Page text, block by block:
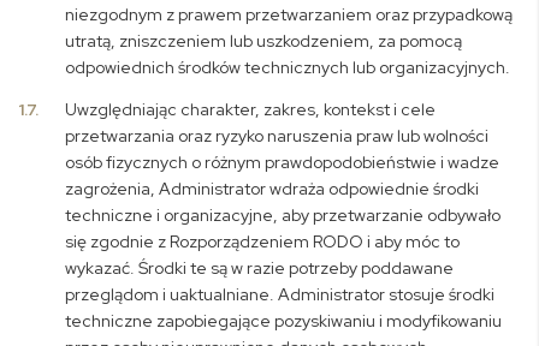
niezgodnym z prawem przetwarzaniem oraz przypadkową
utratą, zniszczeniem lub uszkodzeniem, za pomocą
odpowiednich środków technicznych lub organizacyjnych.
1.7.
Uwzględniając charakter, zakres, kontekst i cele
przetwarzania oraz ryzyko naruszenia praw lub wolności
osób fizycznych o różnym prawdopodobieństwie i wadze
zagrożenia, Administrator wdraża odpowiednie środki
techniczne i organizacyjne, aby przetwarzanie odbywało
się zgodnie z Rozporządzeniem RODO i aby móc to
wykazać. Środki te są w razie potrzeby poddawane
przeglądom i uaktualniane. Administrator stosuje środki
techniczne zapobiegające pozyskiwaniu i modyfikowaniu